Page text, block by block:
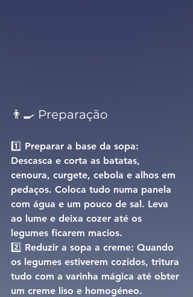
👨‍🍳 Preparação
1️⃣ Preparar a base da sopa:
Descasca e corta as batatas,
cenoura, curgete, cebola e alhos em
pedaços. Coloca tudo numa panela
com água e um pouco de sal. Leva
ao lume e deixa cozer até os
legumes ficarem macios.
2️⃣ Reduzir a sopa a creme: Quando
os legumes estiverem cozidos, tritura
tudo com a varinha mágica até obter
um creme liso e homogéneo.